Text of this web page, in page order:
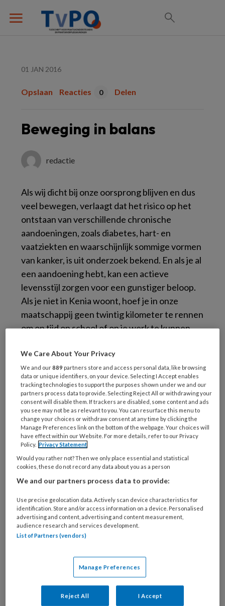
01 JAN 2016
Opslaan Reacties 0 Delen
Beweging in balans
redactie
Als wij dicht bij onze oorsprong blijven en dus
veel bewegen, verlaagt dat het risico op het
ontstaan van verschillende chronische
aandoeningen, zoals diabetes, hart- en
vaatziekten en waarschijnlijk sommige vormen
van kanker, is uit onderzoek bekend. En als je al
een aandoening hebt, kan een actieve
levensstijl zorgen voor een gunstiger beloop.
Als je niet in Kenia woont, hoef je in onze
maatschappij geen twintig kilometer te rennen
om op tijd op school of op je werk te kunnen
moeten tijd voor beweging vervolgens in een
overvolle agenda vrijplannen. Het schiet er wel
eens bij in. Het gaat trouwens al vroeg mis,
want onze kinderen spelen minder buiten dan
vroeger en bewegen voornamelijk hun vingers
op spelcomputers en afstandsbedieningen.
Met als mogelijk gevolg dat het lichaam de
scheve balans tussen te veel eten en te weinig
bewegen niet meer aankan, te dik en ziek
wordt.
Normen
Wat ons weerbaar maakt tegen chronische
Aangezien wij constant op zoek zijn naar
zekerheden en ijkpunten, is de vraag: hoeveel
is voldoende lichaamsbeweging eigenlijk?
Gelukkig zijn er vanuit de
We Care About Your Privacy
We and our889 partners store and access personal data, like browsing
data or unique identifiers, on your device. Selecting I Accept enables
tracking technologies to support the purposes shown under we and our
partners process data to provide. Selecting Reject All or withdrawing your
consent will disable them. If trackers are disabled, some content and ads
you see may not be as relevant to you. You can resurface this menu to
change your choices or withdraw consent at any time by clicking the
Manage Preferences link on the bottom of the webpage. Your choices will
have effect within our Website. For more details, refer to our Privacy
Policy. Privacy Statement
Would you rather not? Then we only place essential and statistical
cookies, these do not record any data about you as a person
We and our partners process data to provide:
Use precise geolocation data. Actively scan device characteristics for
identification. Store and/or access information on a device. Personalised
advertising and content, advertising and content measurement,
audience research and services development.
List of Partners (vendors)
Manage Preferences
Reject All I Accept